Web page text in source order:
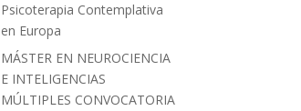
Psicoterapia Contemplativa
en Europa
MÁSTER EN NEUROCIENCIA
E INTELIGENCIAS
MÚLTIPLES CONVOCATORIA